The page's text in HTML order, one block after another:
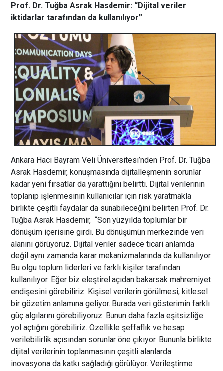
Prof. Dr. Tuğba Asrak Hasdemir: “Dijital veriler
iktidarlar tarafından da kullanılıyor”
Ankara Hacı Bayram Veli Üniversitesi’nden Prof. Dr. Tuğba
Asrak Hasdemir, konuşmasında dijitalleşmenin sorunlar
kadar yeni fırsatlar da yarattığını belirtti. Dijital verilerinin
toplanıp işlenmesinin kullanıcılar için risk yaratmakla
birlikte çeşitli faydalar da sunabileceğini belirten Prof. Dr.
Tuğba Asrak Hasdemir, “Son yüzyılda toplumlar bir
dönüşüm içerisine girdi. Bu dönüşümün merkezinde veri
alanını görüyoruz. Dijital veriler sadece ticari anlamda
değil aynı zamanda karar mekanizmalarında da kullanılıyor.
Bu olgu toplum liderleri ve farklı kişiler tarafından
kullanılıyor. Eğer biz eleştirel açıdan bakarsak mahremiyet
endişesini görebiliriz. Kişisel verilerin görülmesi, kitlesel
bir gözetim anlamına geliyor. Burada veri gösterimin farklı
güç algılarını görebiliyoruz. Bunun daha fazla eşitsizliğe
yol açtığını görebiliriz. Özellikle şeffaflık ve hesap
verilebilirlik açısından sorunlar öne çıkıyor. Bununla birlikte
dijital verilerinin toplanmasının çeşitli alanlarda
inovasyona da katkı sağladığı görülüyor. Verileştirme